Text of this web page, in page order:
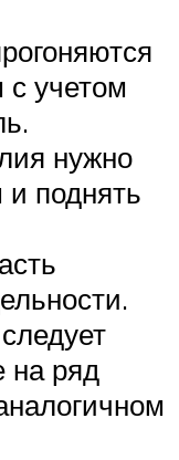
учетом
нужно
поднять
на ряд